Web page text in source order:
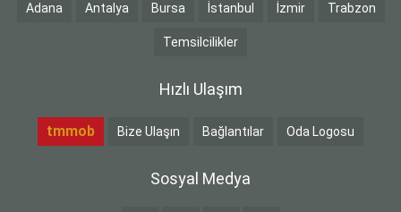
Adana Antalya Bursa İstanbul İzmir Trabzon
Temsilcilikler
Hızlı Ulaşım
tmmob Bize Ulaşın Bağlantılar Oda Logosu
Sosyal Medya